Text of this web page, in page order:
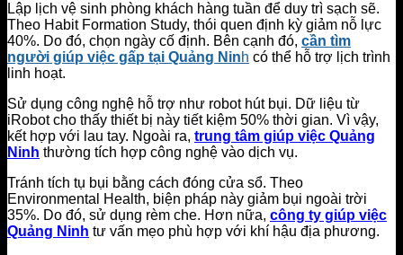
Lập lịch vệ sinh phòng khách hàng tuần để duy trì sạch sẽ.
Theo Habit Formation Study, thói quen định kỳ giảm nỗ lực
40%. Do đó, chọn ngày cố định. Bên cạnh đó, cần tìm
người giúp việc gấp tại Quảng Ninh có thể hỗ trợ lịch trình
linh hoạt.
Sử dụng công nghệ hỗ trợ như robot hút bụi. Dữ liệu từ
iRobot cho thấy thiết bị này tiết kiệm 50% thời gian. Vì vậy,
kết hợp với lau tay. Ngoài ra, trung tâm giúp việc Quảng
Ninh thường tích hợp công nghệ vào dịch vụ.
Tránh tích tụ bụi bằng cách đóng cửa sổ. Theo
Environmental Health, biện pháp này giảm bụi ngoài trời
35%. Do đó, sử dụng rèm che. Hơn nữa, công ty giúp việc
Quảng Ninh tư vấn mẹo phù hợp với khí hậu địa phương.